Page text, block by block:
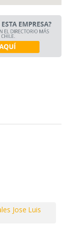
Jose Luis